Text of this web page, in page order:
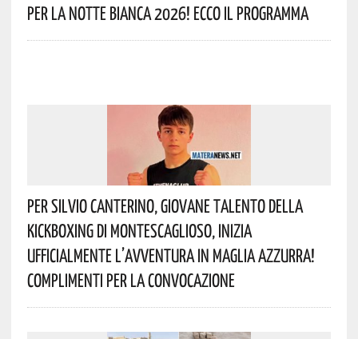
Per La Notte Bianca 2026! Ecco Il Programma
Per Silvio Canterino, Giovane Talento Della
Kickboxing Di Montescaglioso, Inizia
Ufficialmente L’avventura In Maglia Azzurra!
Complimenti Per La Convocazione